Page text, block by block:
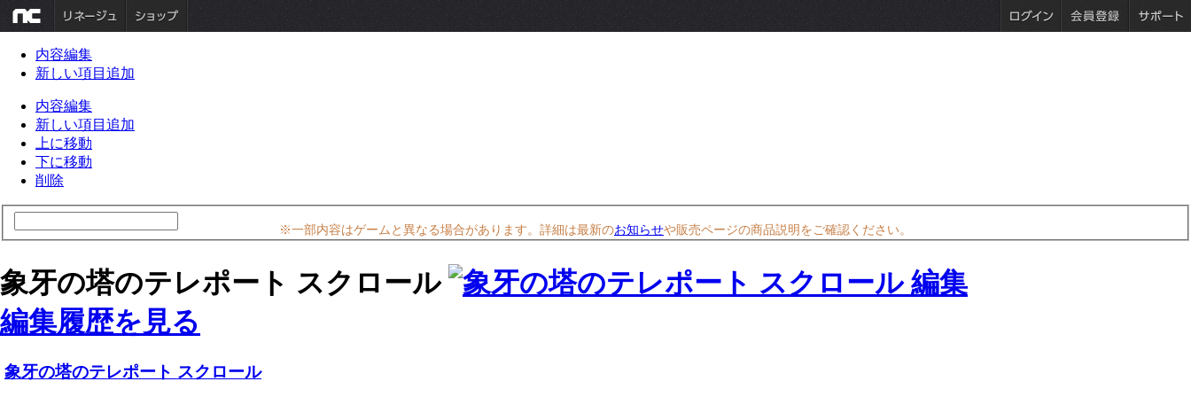
内容編集
新しい項目追加
内容編集
新しい項目追加
上に移動
下に移動
削除
※一部内容はゲームと異なる場合があります。詳細は最新のお知らせや販売ページの商品説明をご確認ください。
象牙の塔のテレポート スクロール
編集履歴を見る
象牙の塔のテレポート スクロール